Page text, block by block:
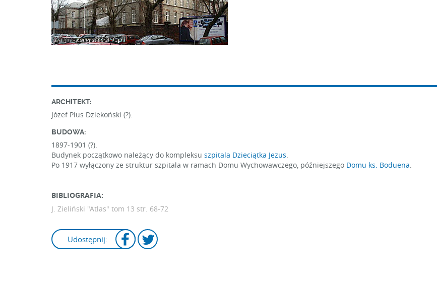
ARCHITEKT:
Józef Pius Dziekoński (?).
BUDOWA:
1897-1901 (?).
Budynek początkowo należący do kompleksu szpitala Dzieciątka Jezus.
Po 1917 wyłączony ze struktur szpitala w ramach Domu Wychowawczego, późniejszego Domu ks. Boduena.
BIBLIOGRAFIA:
J. Zieliński "Atlas" tom 13 str. 68-72
Udostępnij: